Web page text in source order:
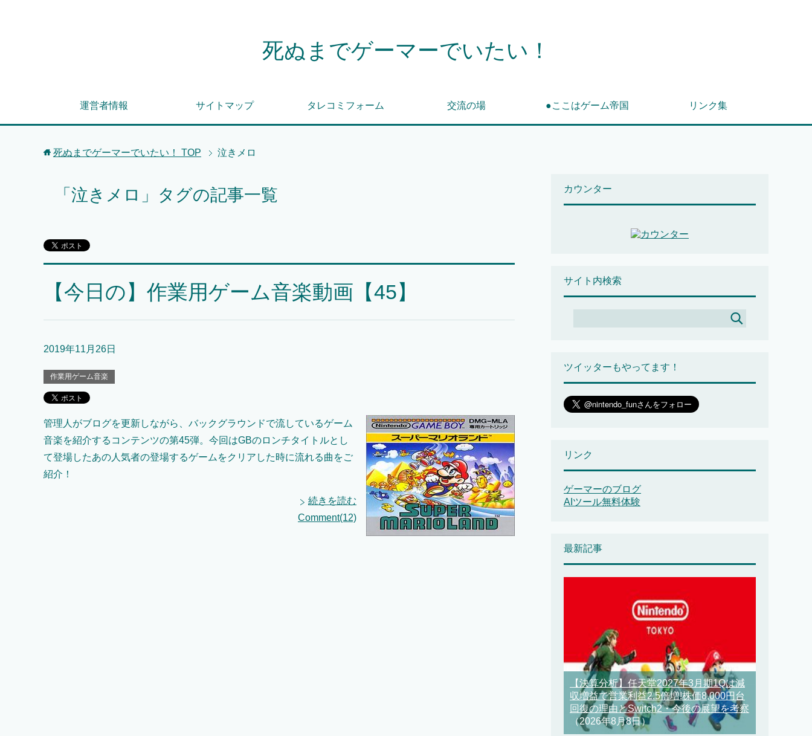
死ぬまでゲーマーでいたい！
運営者情報 サイトマップ タレコミフォーム 交流の場 ●ここはゲーム帝国 リンク集
死ぬまでゲーマーでいたい！ TOP 泣きメロ
「泣きメロ」タグの記事一覧
【今日の】作業用ゲーム音楽動画【45】
2019年11月26日
作業用ゲーム音楽
管理人がブログを更新しながら、バックグラウンドで流しているゲーム
音楽を紹介するコンテンツの第45弾。今回はGBのロンチタイトルとし
て登場したあの人気者の登場するゲームをクリアした時に流れる曲をご
紹介！
続きを読む
Comment(12)
カウンター
サイト内検索
ツイッターもやってます！
リンク
ゲーマーのブログ
AIツール無料体験
最新記事
【決算分析】任天堂2027年3月期1Qは減
収増益で営業利益2.5倍増!株価8,000円台
回復の理由とSwitch2・今後の展望を考察
（2026年8月8日）